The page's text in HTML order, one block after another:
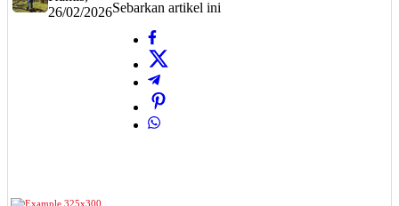
26/02/2026Sebarkan artikel ini